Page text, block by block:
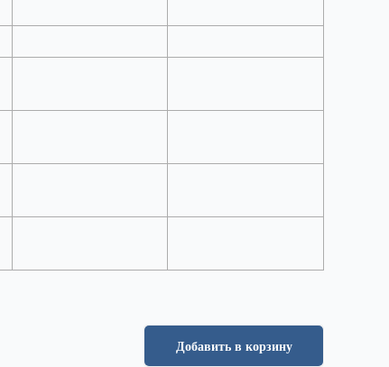
Добавить в корзину